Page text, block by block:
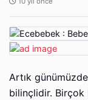
Artık
bilinçlidir. Birçok